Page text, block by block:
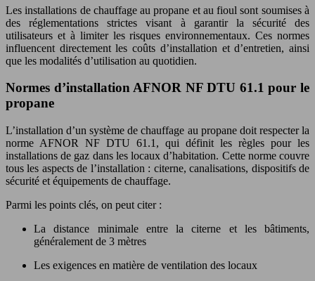
Les installations de chauffage au propane et au fioul sont soumises à
des réglementations strictes visant à garantir la sécurité des
utilisateurs et à limiter les risques environnementaux. Ces normes
influencent directement les coûts d’installation et d’entretien, ainsi
que les modalités d’utilisation au quotidien.
Normes d’installation AFNOR NF DTU 61.1 pour le
propane
L’installation d’un système de chauffage au propane doit respecter la
norme AFNOR NF DTU 61.1, qui définit les règles pour les
installations de gaz dans les locaux d’habitation. Cette norme couvre
tous les aspects de l’installation : citerne, canalisations, dispositifs de
sécurité et équipements de chauffage.
Parmi les points clés, on peut citer :
La distance minimale entre la citerne et les bâtiments,
généralement de 3 mètres
Les exigences en matière de ventilation des locaux